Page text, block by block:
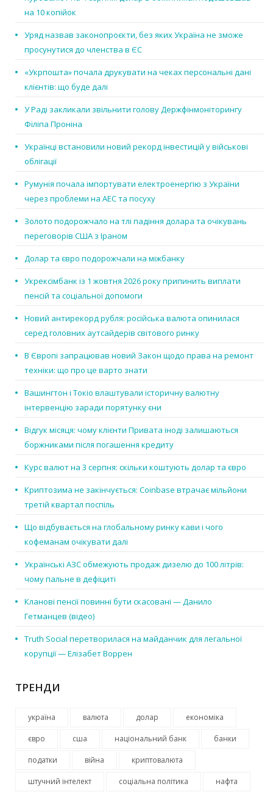
на 10 копійок
Уряд назвав законопроєкти, без яких Україна не зможе
просунутися до членства в ЄС
«Укрпошта» почала друкувати на чеках персональні дані
клієнтів: що буде далі
У Раді закликали звільнити голову Держфінмоніторингу
Філіпа Проніна
Українці встановили новий рекорд інвестицій у військові
облігації
Румунія почала імпортувати електроенергію з України
через проблеми на АЕС та посуху
Золото подорожчало на тлі падіння долара та очікувань
переговорів США з Іраном
Долар та євро подорожчали на міжбанку
Укрексімбанк із 1 жовтня 2026 року припинить виплати
пенсій та соціальної допомоги
Новий антирекорд рубля: російська валюта опинилася
серед головних аутсайдерів світового ринку
В Європі запрацював новий Закон щодо права на ремонт
техніки: що про це варто знати
Вашингтон і Токіо влаштували історичну валютну
інтервенцію заради порятунку єни
Відгук місяця: чому клієнти Привата іноді залишаються
боржниками після погашення кредиту
Курс валют на 3 серпня: скільки коштують долар та євро
Криптозима не закінчується: Coinbase втрачає мільйони
третій квартал поспіль
Що відбувається на глобальному ринку кави і чого
кофеманам очікувати далі
Українські АЗС обмежують продаж дизелю до 100 літрів:
чому пальне в дефіциті
Кланові пенсії повинні бути скасовані — Данило
Гетманцев (відео)
Truth Social перетворилася на майданчик для легальної
корупції — Елізабет Воррен
ТРЕНДИ
україна валюта долар економіка
євро сша національний банк банки
податки війна криптовалюта
штучний інтелект соціальна політика нафта